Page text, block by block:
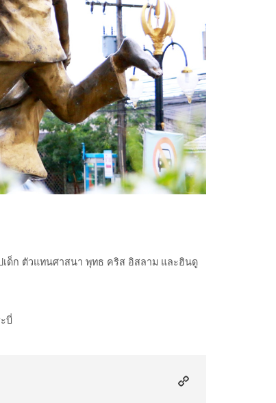
ด็ก ตัวแทนศาสนา พุทธ คริส อิสลาม และฮินดู
บี่